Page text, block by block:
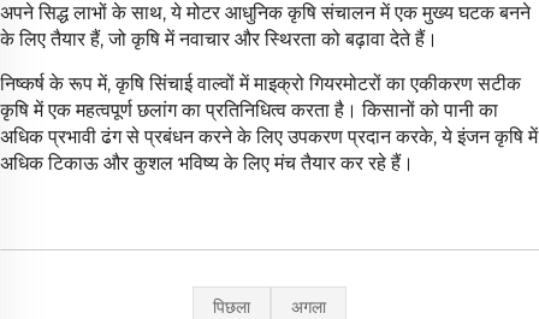
अपने सिद्ध लाभों के साथ, ये मोटर आधुनिक कृषि संचालन में एक मुख्य घटक बनने
के लिए तैयार हैं, जो कृषि में नवाचार और स्थिरता को बढ़ावा देते हैं।
निष्कर्ष के रूप में, कृषि सिंचाई वाल्वों में माइक्रो गियरमोटरों का एकीकरण सटीक
कृषि में एक महत्वपूर्ण छलांग का प्रतिनिधित्व करता है। किसानों को पानी का
अधिक प्रभावी ढंग से प्रबंधन करने के लिए उपकरण प्रदान करके, ये इंजन कृषि में
अधिक टिकाऊ और कुशल भविष्य के लिए मंच तैयार कर रहे हैं।
पिछला अगला